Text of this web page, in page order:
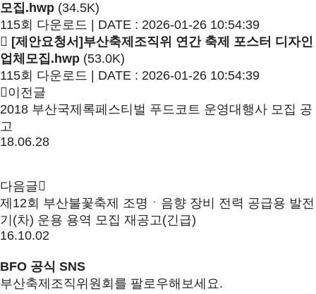
모집.hwp (34.5K)
115회 다운로드 | DATE : 2026-01-26 10:54:39
[제안요청서]부산축제조직위 연간 축제 포스터 디자인
업체모집.hwp (53.0K)
115회 다운로드 | DATE : 2026-01-26 10:54:39
이전글
2018 부산국제록페스티벌 푸드코트 운영대행사 모집 공
고
18.06.28
다음글
제12회 부산불꽃축제 조명ㆍ음향 장비 전력 공급용 발전
기(차) 운용 용역 모집 재공고(긴급)
16.10.02
BFO 공식 SNS
부산축제조직위원회를 팔로우해보세요.